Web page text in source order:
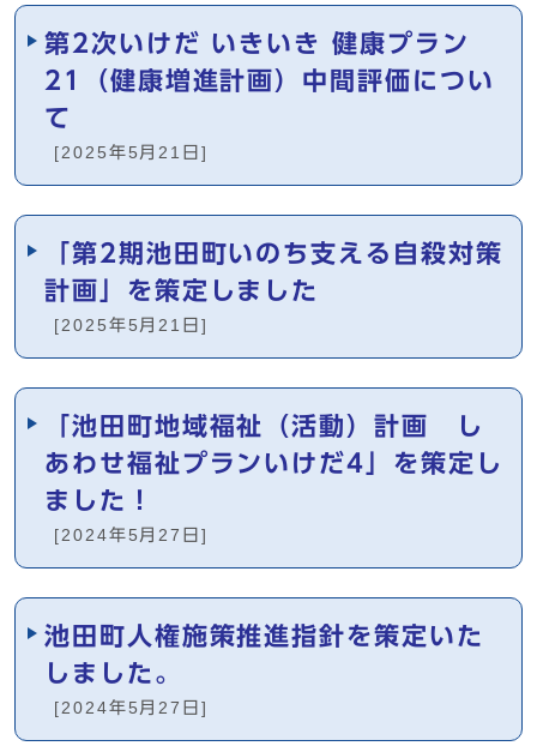
第2次いけだ いきいき 健康プラン
21（健康増進計画）中間評価につい
て
[2025年5月21日]
「第2期池田町いのち支える自殺対策
計画」を策定しました
[2025年5月21日]
「池田町地域福祉（活動）計画 し
あわせ福祉プランいけだ4」を策定し
ました！
[2024年5月27日]
池田町人権施策推進指針を策定いた
しました。
[2024年5月27日]